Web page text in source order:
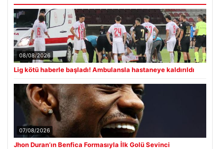
08/08/2026
Lig kötü haberle başladı! Ambulansla hastaneye kaldırıldı
07/08/2026
Jhon Duran’ın Benfica Formasıyla İlk Golü Sevinci